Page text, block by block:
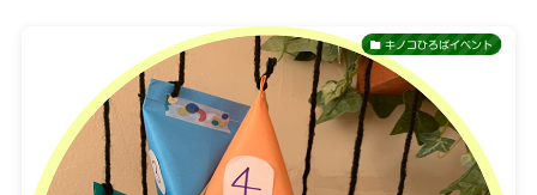
キノコひろばイベント